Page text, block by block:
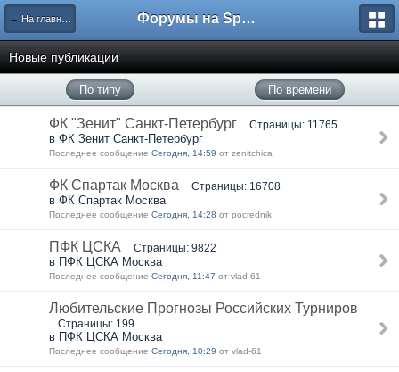
← На главную Форумы на Sportbox.ru
Новые публикации
По типу По времени
ФК "Зенит" Санкт-Петербург Страницы: 11765
в ФК Зенит Санкт-Петербург
Последнее сообщение Сегодня, 14:59 от zenitchica
ФК Спартак Москва Страницы: 16708
в ФК Спартак Москва
Последнее сообщение Сегодня, 14:28 от pocrednik
ПФК ЦСКА Страницы: 9822
в ПФК ЦСКА Москва
Последнее сообщение Сегодня, 11:47 от vlad-61
Любительские Прогнозы Российских Турниров
Страницы: 199
в ПФК ЦСКА Москва
Последнее сообщение Сегодня, 10:29 от vlad-61